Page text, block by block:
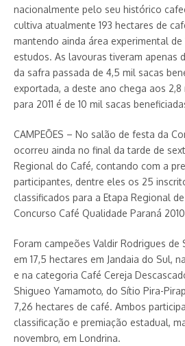
nacionalmente pelo seu histórico
cultiva atualmente 193 hectares de
mantendo ainda área experimental de
estudos. As lavouras tiveram apenas
da safra passada de 4,5 mil sacas
exportada, a deste ano chega aos 2,8
para 2011 é de 10 mil sacas
CAMPEÕES – No salão de festa da
ocorreu ainda no final da tarde de
Regional do Café, contando com a
participantes, dentre eles os 25
classificados para a Etapa Regional
Concurso Café Qualidade Paraná
Foram campeões Valdir Rodrigues de
em 17,5 hectares em Jandaia do Sul,
e na categoria Café Cereja
Shigueo Yamamoto, do Sítio Pira-
7,26 hectares de café. Ambos
classificação e premiação estadual,
novembro, em Londrina.